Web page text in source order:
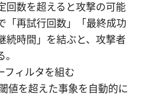
回数を超えると攻撃の可能
「再試行回数」「最終成功
続時間」を結ぶと、攻撃者
フィルタを組む
値を超えた事象を自動的に